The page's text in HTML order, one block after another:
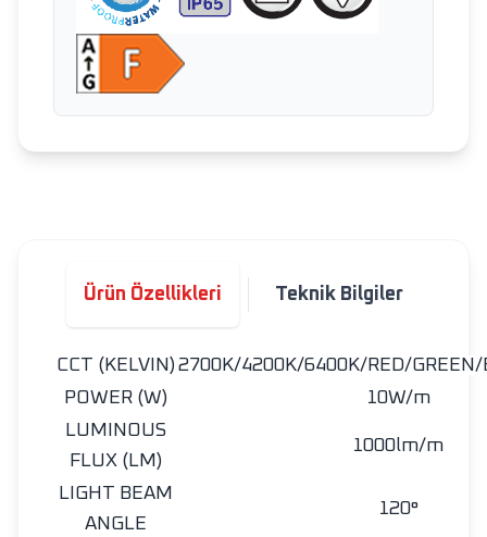
Ürün Özellikleri Teknik Bilgiler
CCT (KELVIN) 2700K/4200K/6400K/RED/
POWER (W)
10W/m
LUMINOUS
FLUX (LM)
1000lm/m
LIGHT BEAM
ANGLE
120°